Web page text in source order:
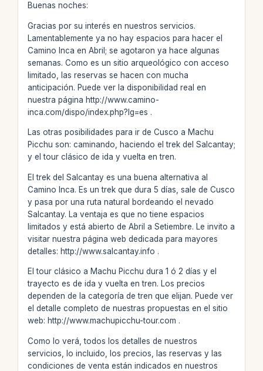
Buenas noches:
Gracias por su interés en nuestros servicios.
Lamentablemente ya no hay espacios para hacer el
Camino Inca en Abril; se agotaron ya hace algunas
semanas. Como es un sitio arqueológico con acceso
limitado, las reservas se hacen con mucha
anticipación. Puede ver la disponibilidad real en
nuestra página http://www.camino-
inca.com/dispo/index.php?lg=es .
Las otras posibilidades para ir de Cusco a Machu
Picchu son: caminando, haciendo el trek del Salcantay;
y el tour clásico de ida y vuelta en tren.
El trek del Salcantay es una buena alternativa al
Camino Inca. Es un trek que dura 5 días, sale de Cusco
y pasa por una ruta natural bordeando el nevado
Salcantay. La ventaja es que no tiene espacios
limitados y está abierto de Abril a Setiembre. Le invito a
visitar nuestra página web dedicada para mayores
detalles: http://www.salcantay.info .
El tour clásico a Machu Picchu dura 1 ó 2 días y el
trayecto es de ida y vuelta en tren. Los precios
dependen de la categoría de tren que elijan. Puede ver
el detalle completo de nuestras propuestas en el sitio
web: http://www.machupicchu-tour.com .
Como lo verá, todos los detalles de nuestros
servicios, lo incluido, los precios, las reservas y las
condiciones de venta están indicados en nuestros